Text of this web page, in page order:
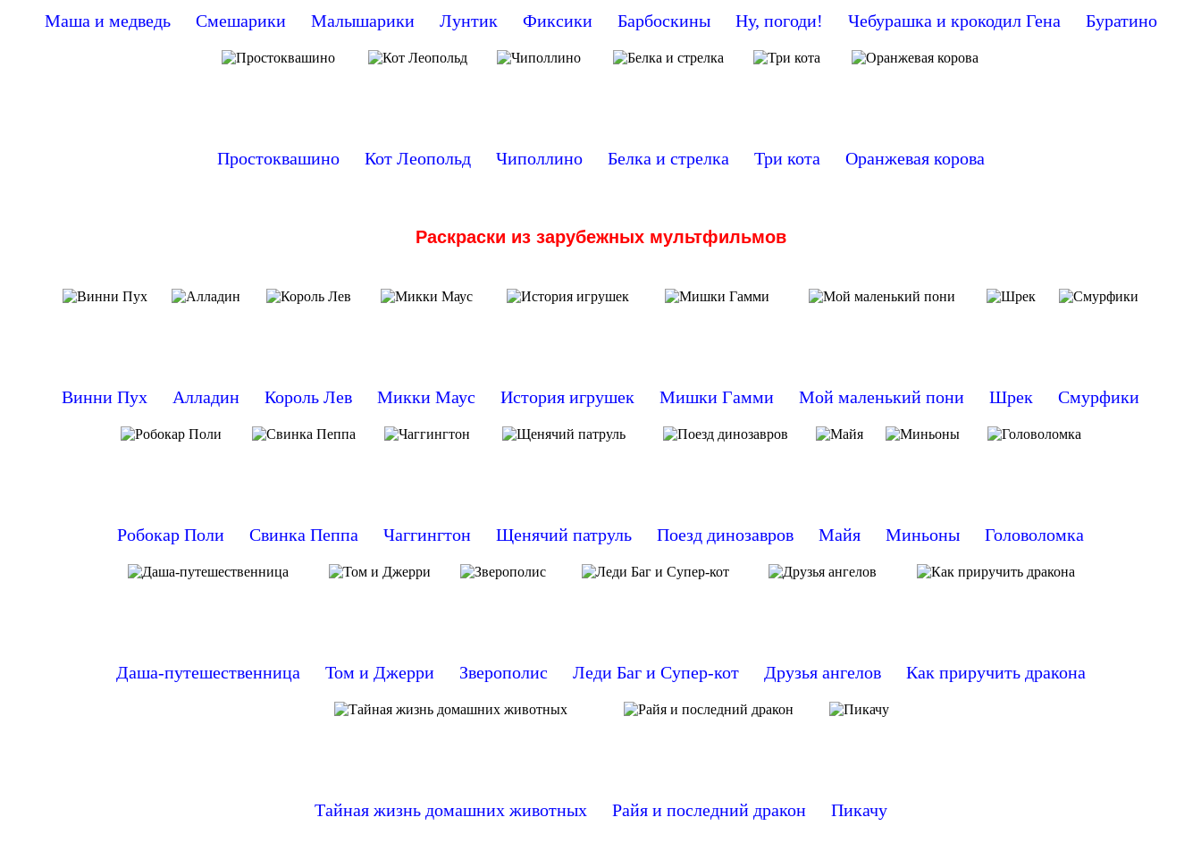
Маша и медведь Смешарики Малышарики Лунтик Фиксики Барбоскины Ну, погоди! Чебурашка и крокодил Гена Буратино
Простоквашино Кот Леопольд Чиполлино Белка и стрелка Три кота Оранжевая корова
Раскраски из зарубежных мультфильмов
Винни Пух Алладин Король Лев Микки Маус История игрушек Мишки Гамми Мой маленький пони Шрек Смурфики
Робокар Поли Свинка Пеппа Чаггингтон Щенячий патруль Поезд динозавров Майя Миньоны Головоломка
Даша-путешественница Том и Джерри Зверополис Леди Баг и Супер-кот Друзья ангелов Как приручить дракона
Тайная жизнь домашних животных Райя и последний дракон Пикачу